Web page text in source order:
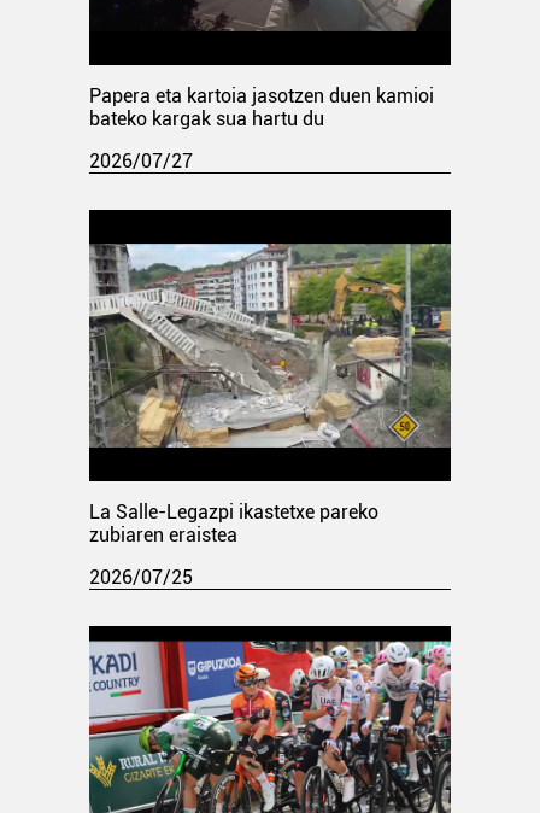
Papera eta kartoia jasotzen duen kamioi
bateko kargak sua hartu du
2026/07/27
La Salle-Legazpi ikastetxe pareko
zubiaren eraistea
2026/07/25